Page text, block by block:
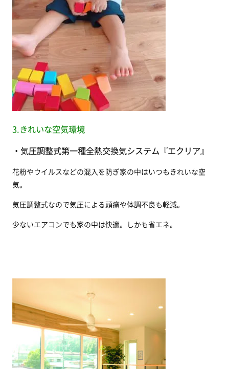
3.きれいな空気環境
・気圧調整式第一種全熱交換気システム『エクリア』
花粉やウイルスなどの混入を防ぎ家の中はいつもきれいな空
気。
気圧調整式なので気圧による頭痛や体調不良も軽減。
少ないエアコンでも家の中は快適。しかも省エネ。